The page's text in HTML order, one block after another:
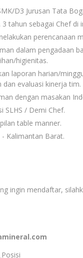
D3 Jurusan Tata
3 tahun sebagai Chef di
perencanaan
dalam pengadaan
higienitas.
laporan harian/
dan evaluasi kinerja tim.
dengan masakan
SLHS / Demi Chef.
table manner.
Kalimantan Barat.
ingin mendaftar,